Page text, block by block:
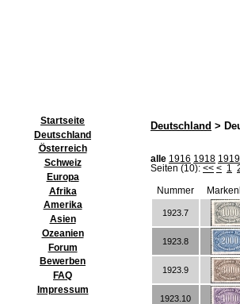
Startseite
Deutschland
Österreich
Schweiz
Europa
Afrika
Amerika
Asien
Ozeanien
Forum
Bewerben
FAQ
Impressum
Deutschland >
alle 1916 1918 1919
Seiten (10): << < 1
Nummer
1923.7
1923.8
1923.9
1923.10